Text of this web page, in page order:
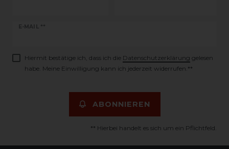
E-MAIL **
Newsletter
Hiermit bestätige ich, dass ich die Daten­schutz­erklärung gelesen
habe. Meine Einwilligung kann ich jederzeit widerrufen.**
ABONNIEREN
** Hierbei handelt es sich um ein Pflichtfeld.